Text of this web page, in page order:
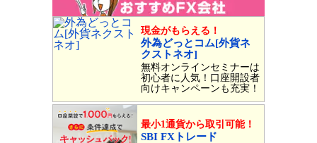
現金がもらえる！
外為どっとコム[外貨ネ
クストネオ]
無料オンラインセミナーは
初心者に人気！口座開設者
向けキャンペーンも充実！
最小1通貨から取引可能！
SBI FXトレード